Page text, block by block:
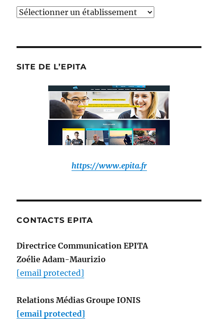
Accéder
de
SITE DE L’EPITA
https://www.epita.fr
CONTACTS EPITA
Directrice Communication EPITA
Zoélie Adam-Maurizio
[email protected]
Relations Médias Groupe IONIS
[email protected]